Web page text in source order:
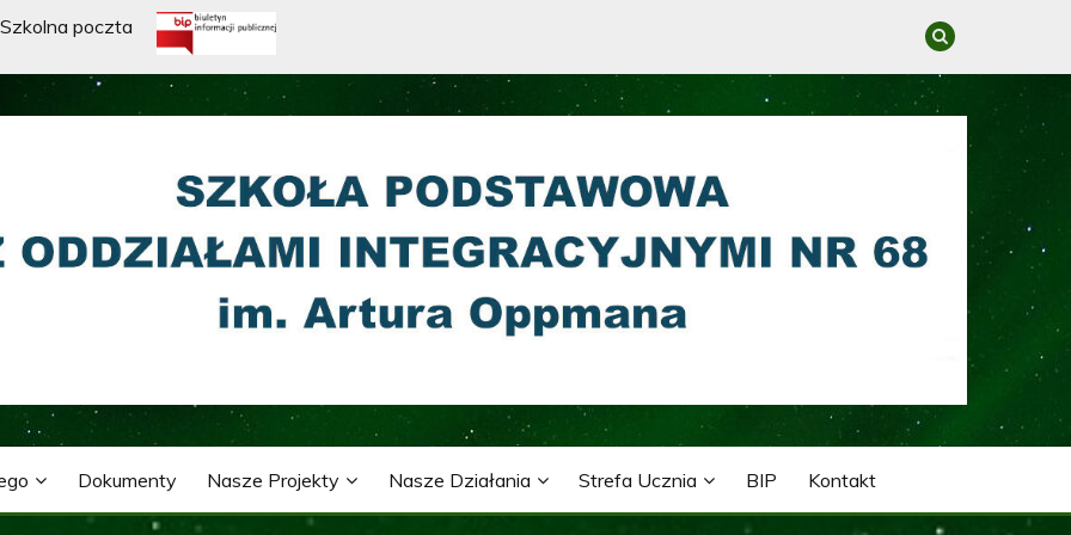
Szkolna poczta
Z ODDZIAŁAMI INTEGRACYJNYMI NR 68 IM.
ARTURA OPPMANA
Dokumenty Nasze Projekty Nasze Działania Strefa Ucznia BIP Kontakt